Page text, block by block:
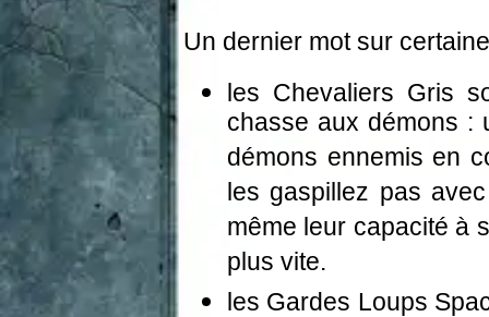
Un dernier mot sur
les Chevaliers Gris
chasse aux démons :
démons ennemis en
les gaspillez pas
même leur capacité à
plus vite.
les Gardes Loups